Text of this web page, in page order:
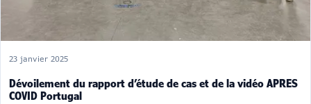
23 janvier 2025
Dévoilement du rapport d’étude de cas et de la vidéo APRES
COVID Portugal